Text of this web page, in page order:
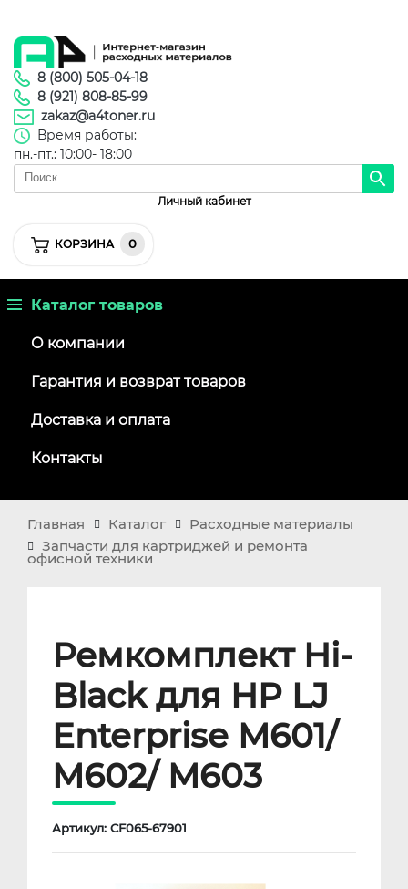
8 (800) 505-04-18
8 (921) 808-85-99
zakaz@a4toner.ru
Время работы:
пн.-пт.: 10:00- 18:00
Личный кабинет
КОРЗИНА 0
Каталог товаров
О компании
Гарантия и возврат товаров
Доставка и оплата
Контакты
Главная Каталог
Расходные материалы
Запчасти для картриджей и ремонта
офисной техники
Ремкомплект Hi-
Black для HP LJ
Enterprise M601/
M602/ M603
Артикул: CF065-67901